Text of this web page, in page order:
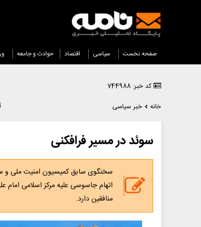
صفحه نخست سیاسی اقتصاد حوادث و جامعه
کد خبر: 744988
خانه
خبر سیاسی
سوئد در مسیر فرافکنی
سخنگوی سابق کمیسیون امنیت ملی و
اتهام جاسوسی علیه مرکز اسلامی
منافقین دارد.